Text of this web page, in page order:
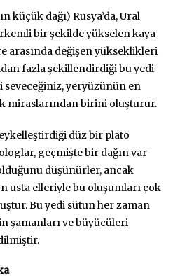
küçük dağı) Rusya’da, Ural
bir şekilde yükselen kaya
arasında değişen yükseklikleri
fazla şekillendirdiği bu yedi
seveceğiniz, yeryüzünün en
miraslarından birini oluşturur.
düz bir plato
geçmişte bir dağın var
düşünürler, ancak
usta elleriyle bu oluşumları çok
Bu yedi sütun her zaman
şamanları ve büyücüleri